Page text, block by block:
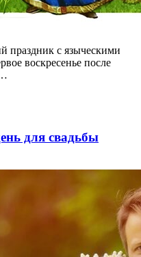
праздник с языческими
воскресенье после
для свадьбы